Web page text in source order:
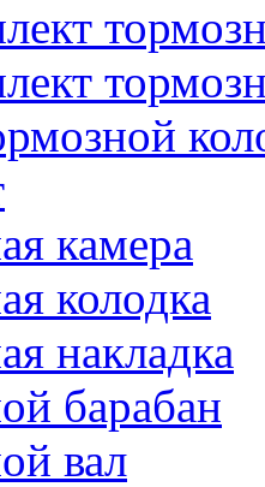
камера
колодка
накладка
барабан
вал